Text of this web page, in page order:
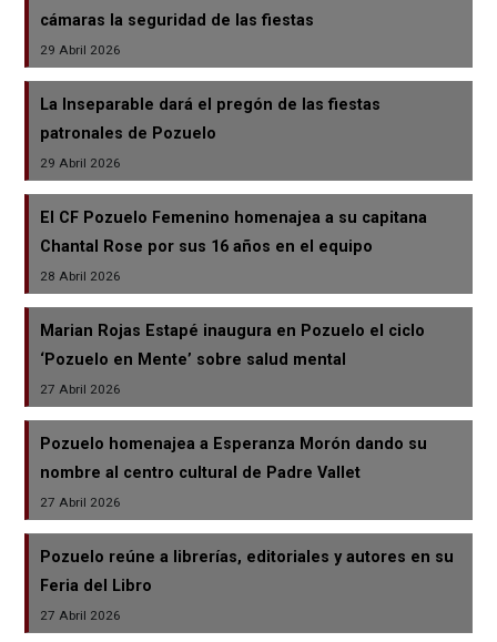
cámaras la seguridad de las fiestas
29 Abril 2026
La Inseparable dará el pregón de las fiestas
patronales de Pozuelo
29 Abril 2026
El CF Pozuelo Femenino homenajea a su capitana
Chantal Rose por sus 16 años en el equipo
28 Abril 2026
Marian Rojas Estapé inaugura en Pozuelo el ciclo
‘Pozuelo en Mente’ sobre salud mental
27 Abril 2026
Pozuelo homenajea a Esperanza Morón dando su
nombre al centro cultural de Padre Vallet
27 Abril 2026
Pozuelo reúne a librerías, editoriales y autores en su
Feria del Libro
27 Abril 2026